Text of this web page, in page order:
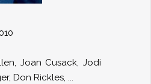
, Joan Cusack, Jodi
, Don Rickles, ...